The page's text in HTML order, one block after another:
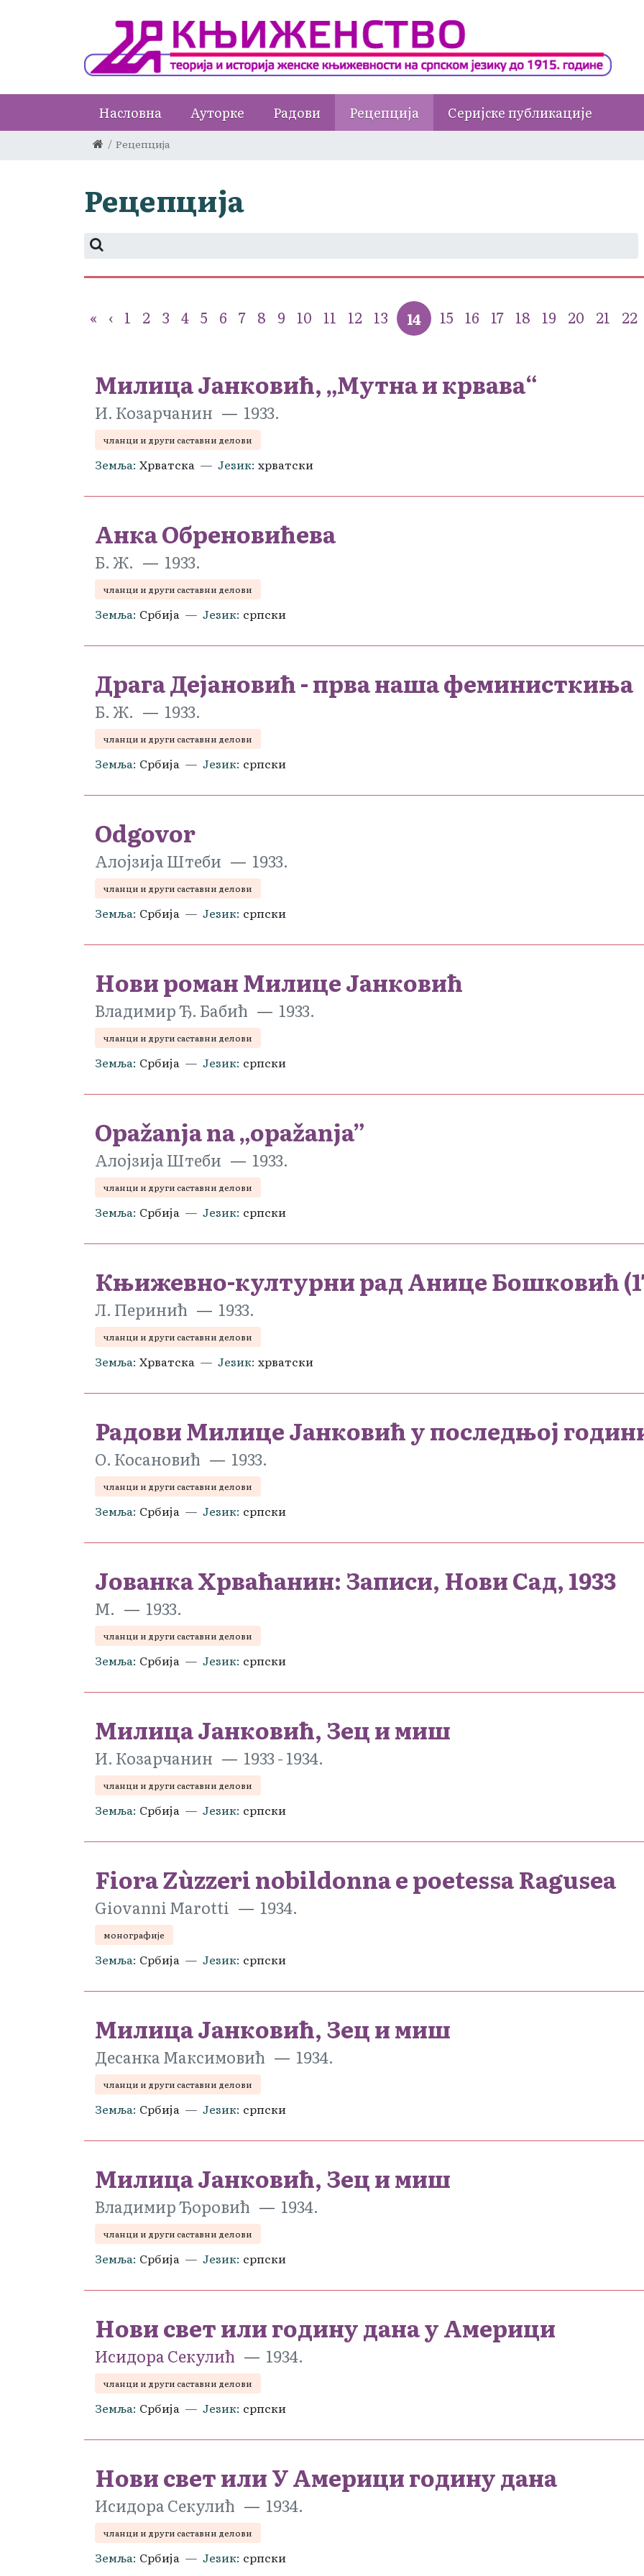
Насловна Ауторке Радови Рецепција Серијске публикације
Рецепција
Рецепција
« ‹ 1 2 3 4 5 6 7 8 9 10 11 12 13 14 15 16 17 18 19 20 21 22
Милица Јанковић, „Мутна и крвава“
И. Козарчанин 1933.
чланци и други саставни делови
Земља Хрватска Језик хрватски
Анка Обреновићева
Б. Ж. 1933.
чланци и други саставни делови
Земља Србија Језик српски
Драга Дејановић - прва наша феминисткиња
Б. Ж. 1933.
чланци и други саставни делови
Земља Србија Језик српски
Odgovor
Алојзија Штеби 1933.
чланци и други саставни делови
Земља Србија Језик српски
Нови роман Милице Јанковић
Владимир Ђ. Бабић 1933.
чланци и други саставни делови
Земља Србија Језик српски
Opažanja na „opažanja”
Алојзија Штеби 1933.
чланци и други саставни делови
Земља Србија Језик српски
Књижевно-културни рад Анице Бошковић
Л. Перинић 1933.
чланци и други саставни делови
Земља Хрватска Језик хрватски
Радови Милице Јанковић у последњој
О. Косановић 1933.
чланци и други саставни делови
Земља Србија Језик српски
Јованка Хрваћанин: Записи, Нови Сад, 1933
М. 1933.
чланци и други саставни делови
Земља Србија Језик српски
Милица Јанковић, Зец и миш
И. Козарчанин 1933 - 1934.
чланци и други саставни делови
Земља Србија Језик српски
Fiora Zùzzeri nobildonna e poetessa Ragusea
Giovanni Marotti 1934.
монографије
Земља Србија Језик српски
Милица Јанковић, Зец и миш
Десанка Максимовић 1934.
чланци и други саставни делови
Земља Србија Језик српски
Милица Јанковић, Зец и миш
Владимир Ђоровић 1934.
чланци и други саставни делови
Земља Србија Језик српски
Нови свет или годину дана у Америци
Исидора Секулић 1934.
чланци и други саставни делови
Земља Србија Језик српски
Нови свет или У Америци годину дана
Исидора Секулић 1934.
чланци и други саставни делови
Земља Србија Језик српски